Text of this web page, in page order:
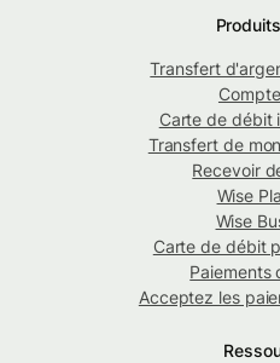
Transfert
Carte de débit
Transfert de
Recevoir
Wise
Wise
Carte de débit
Paiements
Acceptez les